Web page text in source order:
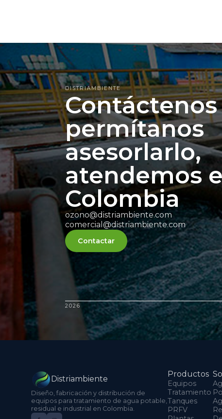
DISTRIAMBIENTE
Contáctenos
permítanos
asesorlarlo,
atendemos
Colombia
ozono@distriambiente.com
comercial@distriambiente.com
Contactar
2026
Distriambiente
Diseño, fabricación y distribución de
equipos para tratamiento de agua potable,
residual e industrial en Colombia.
Productos
Equipos
Tratamiento
Tanques
PRFV